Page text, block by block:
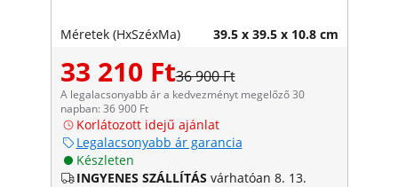
Méretek (HxSzéxMa) 39.5 x 39.5 x 10.8 cm
33 210 Ft36 900 Ft
A legalacsonyabb ár a kedvezményt megelőző 30
napban: 36 900 Ft
Korlátozott idejű ajánlat
Legalacsonyabb ár garancia
Készleten
INGYENES SZÁLLÍTÁS várhatóan 8. 13.